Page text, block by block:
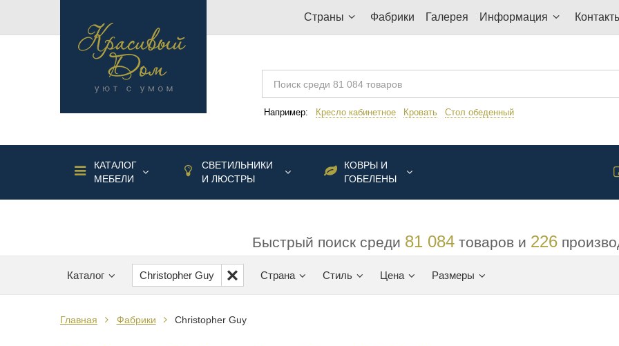
Страны Фабрики Галерея Информация
Например: Кресло кабинетное Кровать Стол обеденный
КАТАЛОГ
МЕБЕЛИ
СВЕТИЛЬНИКИ
И ЛЮСТРЫ
КОВРЫ И
ГОБЕЛЕНЫ
Быстрый поиск среди 81 084товаров и 226
Каталог Christopher Guy Страна Стиль Цена Размеры
Главная Фабрики Christopher Guy